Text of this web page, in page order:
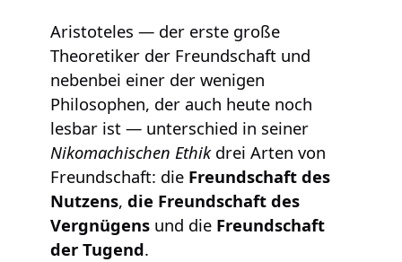
Aristoteles — der erste große
Theoretiker der Freundschaft und
nebenbei einer der wenigen
Philosophen, der auch heute noch
lesbar ist — unterschied in seiner
Nikomachischen Ethikdrei Arten von
Freundschaft: die Freundschaft des
Nutzens, die Freundschaft des
Vergnügens und die Freundschaft
der Tugend.